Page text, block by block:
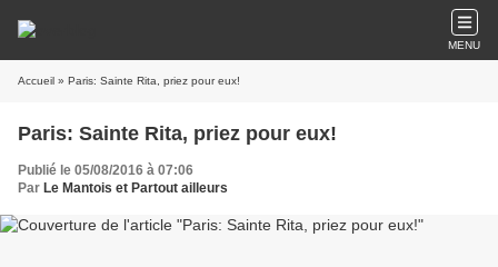
MENU
Accueil » Paris: Sainte Rita, priez pour eux!
Paris: Sainte Rita, priez pour eux!
Publié le 05/08/2016 à 07:06
Par Le Mantois et Partout ailleurs